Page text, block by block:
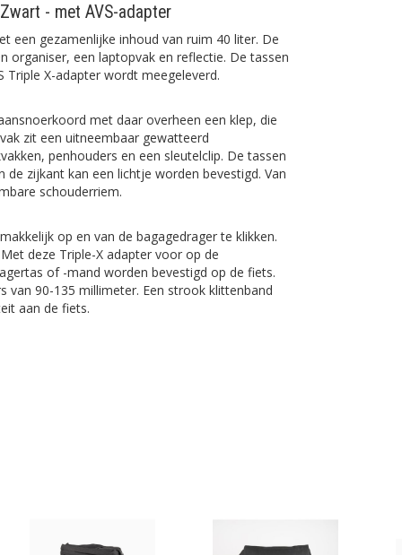
- met AVS-adapter
een gezamenlijke inhoud van ruim 40 liter. De
organiser, een laptopvak en reflectie. De tassen
Triple X-adapter wordt meegeleverd.
met daar overheen een klep, die
zit een uitneembaar gewatteerd
penhouders en een sleutelclip. De tassen
zijkant kan een lichtje worden bevestigd. Van
schouderriem.
op en van de bagagedrager te klikken.
deze Triple-X adapter voor op de
of -mand worden bevestigd op de fiets.
van 90-135 millimeter. Een strook klittenband
aan de fiets.